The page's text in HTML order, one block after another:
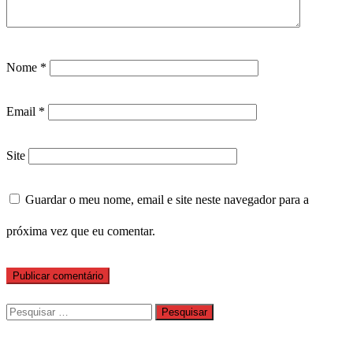
Nome *
Email *
Site
Guardar o meu nome, email e site neste navegador para a
próxima vez que eu comentar.
Pesquisar
por: